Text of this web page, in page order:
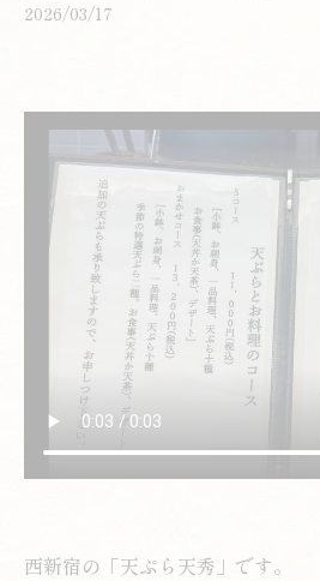
2026/03/17
西新宿の「天ぷら天秀」です。